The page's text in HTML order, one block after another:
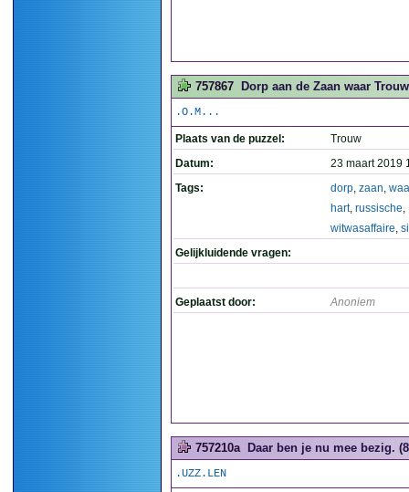
757867 Dorp aan de Zaan waar
.O.M...
Plaats van de puzzel:
Trouw
Datum:
23 maart 2019
Tags:
dorp, zaan,
hart, russische,
witwasaffaire,
Gelijkluidende vragen:
Geplaatst door: Anoniem
757210a Daar ben je nu mee bezig.
.UZZ.LEN